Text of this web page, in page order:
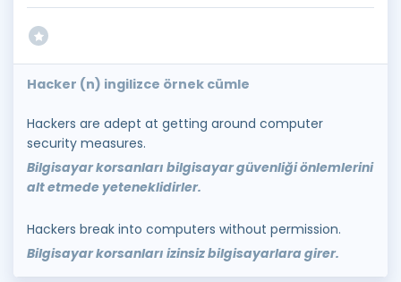
Hacker (n) ingilizce örnek cümle
Hackers are adept at getting around computer
security measures.
Bilgisayar korsanları bilgisayar güvenliği önlemlerini
alt etmede yeteneklidirler.
Hackers break into computers without permission.
Bilgisayar korsanları izinsiz bilgisayarlara girer.